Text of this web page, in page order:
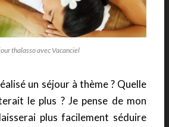
thalasso avec Vacanciel
un séjour à thème ? Quelle
le plus ? Je pense de mon
plus facilement séduire